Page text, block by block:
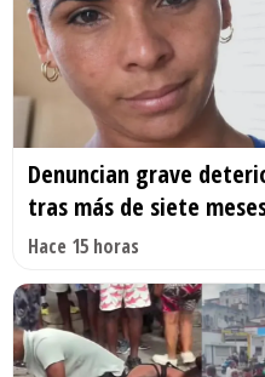
Denuncian grave
tras más de siete
Hace 15 horas